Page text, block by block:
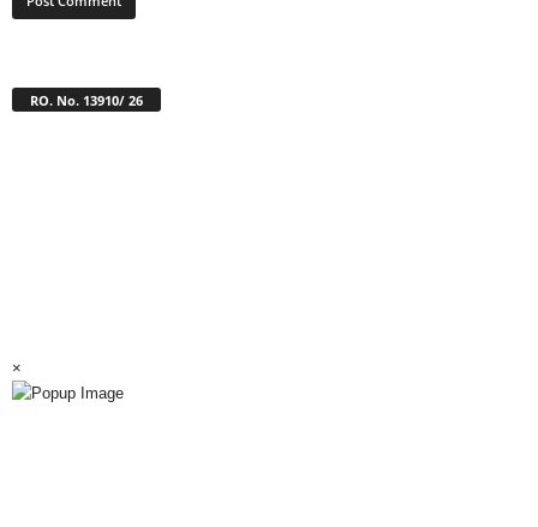
RO. No. 13910/ 26
×